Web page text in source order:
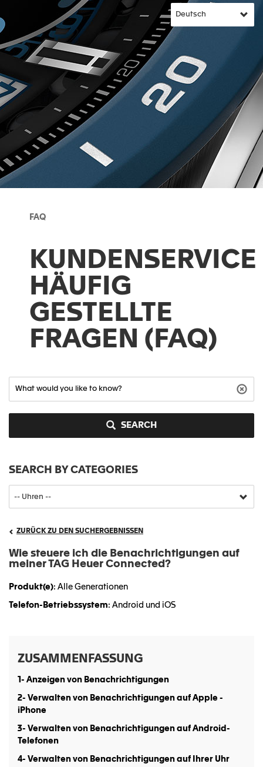
FAQ
KUNDENSERVICE
HÄUFIG
GESTELLTE
FRAGEN (FAQ)
SEARCH
SEARCH BY CATEGORIES
ZURÜCK ZU DEN SUCHERGEBNISSEN
Wie steuere ich die Benachrichtigungen auf
meiner TAG Heuer Connected?
Produkt(e): Alle Generationen
Telefon-Betriebssystem: Android und iOS
ZUSAMMENFASSUNG
1- Anzeigen von Benachrichtigungen
2- Verwalten von Benachrichtigungen auf Apple -
iPhone
3- Verwalten von Benachrichtigungen auf Android-
Telefonen
4- Verwalten von Benachrichtigungen auf Ihrer Uhr